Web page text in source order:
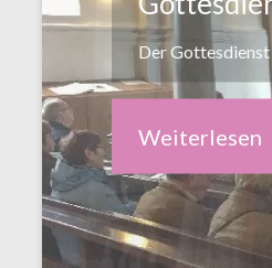
60 Jahre
Weiterlesen